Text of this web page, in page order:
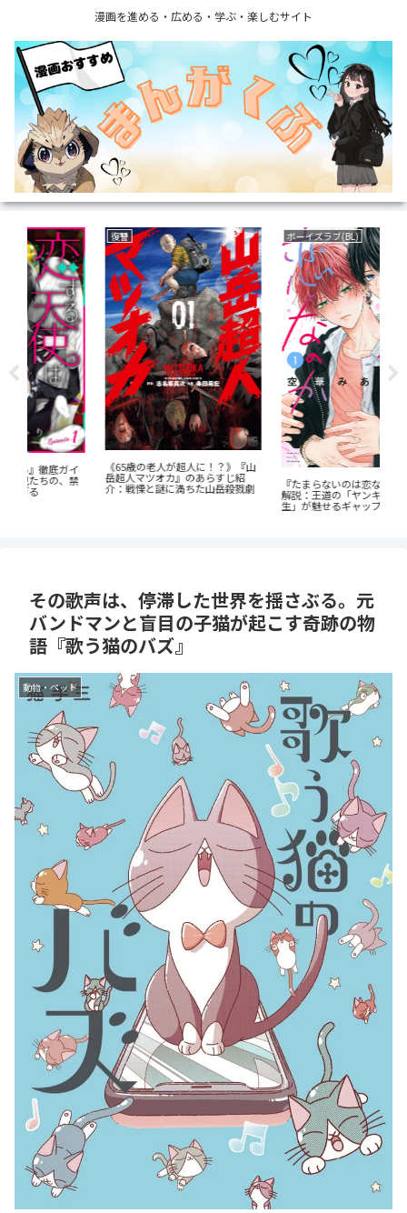
漫画を進める・広める・学ぶ・楽しむサイト
復讐
《65歳の老人が超人に！？》『山
岳超人マツオカ』のあらすじ紹
介：戦慄と謎に満ちた山岳殺戮劇
ボーイズラブ(BL)
『たまらないのは恋なのか』徹底
解説：王道の「ヤンキー×優等
生」が魅せるギャップ萌え
その歌声は、停滞した世界を揺さぶる。元
バンドマンと盲目の子猫が起こす奇跡の物
語『歌う猫のバズ』
動物・ペット